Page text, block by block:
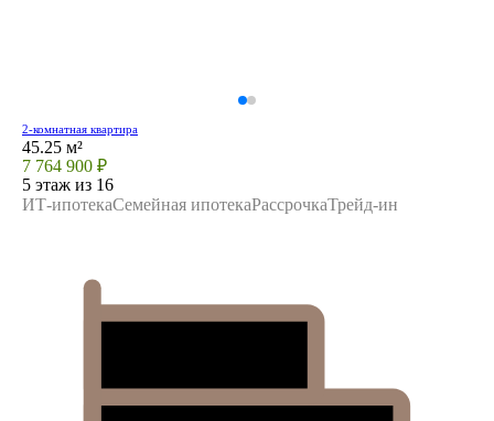
2-комнатная квартира
45.25 м²
7 764 900 ₽
5 этаж из 16
ИТ-ипотекаСемейная ипотекаРассрочкаТрейд-ин